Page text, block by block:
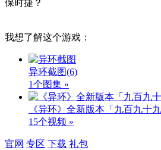
保时捷？
我想了解这个游戏：
异环截图(6)
1个图集 »
《异环》全新版本「九百九十
15个视频 »
官网 专区 下载 礼包